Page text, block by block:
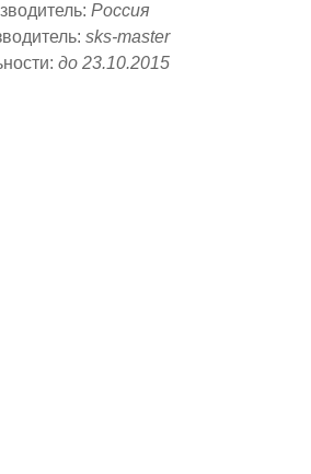
Россия
sks-master
до 23.10.2015